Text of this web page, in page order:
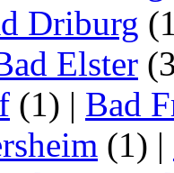
Driburg
Elster
(1) | Bad
(1) |